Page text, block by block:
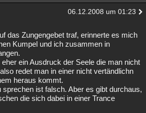
06.12.2008 um 01:23
das Zungengebet traf, erinnerte es mich
Kumpel und ich zusammen in
ein Ausdruck der Seele die man nicht
redet man in einer nicht vertändlichn
heraus kommt.
ist falsch. Aber es gibt durchaus,
die sich dabei in einer Trance